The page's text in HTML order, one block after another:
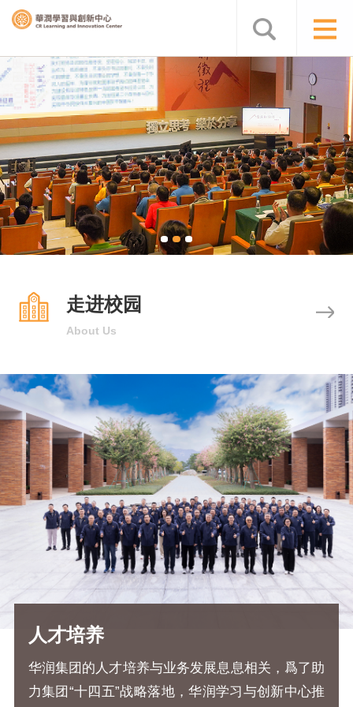
走进校园
About Us
人才培养
华润集团的人才培养与业务发展息息相关，爲了助
力集团“十四五”战略落地，华润学习与创新中心推